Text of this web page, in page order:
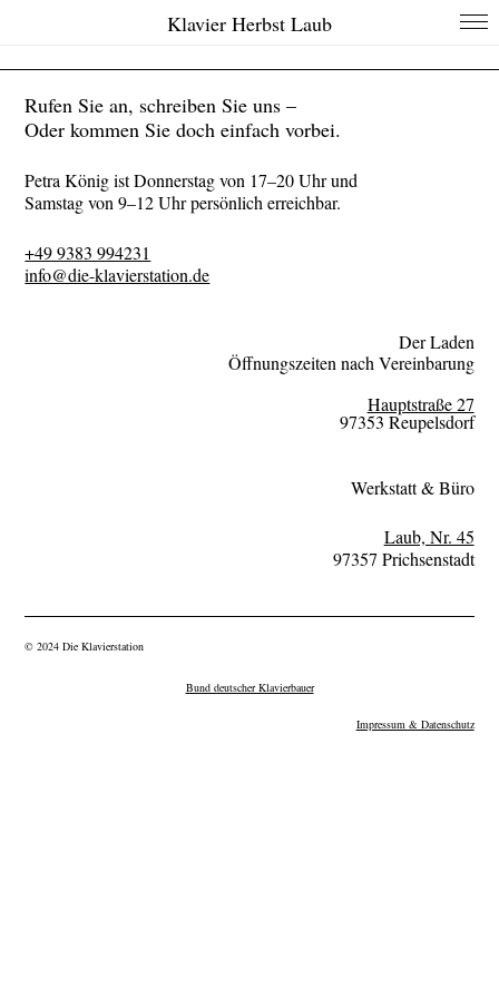
Klavier Herbst Laub
Rufen Sie an, schreiben Sie uns –
Oder kommen Sie doch einfach vorbei.
Petra König ist Donnerstag von 17–20 Uhr und
Samstag von 9–12 Uhr persönlich erreichbar.
+49 9383 994231
info@die-klavierstation.de
Der Laden
Öffnungszeiten nach Vereinbarung
Hauptstraße 27
97353 Reupelsdorf
Werkstatt & Büro
Laub, Nr. 45
97357 Prichsenstadt
© 2024 Die Klavierstation
Bund deutscher Klavierbauer
Impressum & Datenschutz